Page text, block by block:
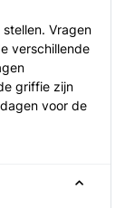
Vragen
verschillende
griffie zijn
voor de